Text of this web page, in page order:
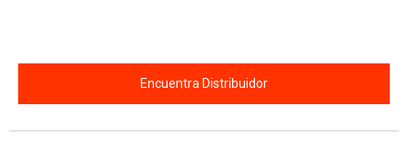
Encuentra Distribuidor